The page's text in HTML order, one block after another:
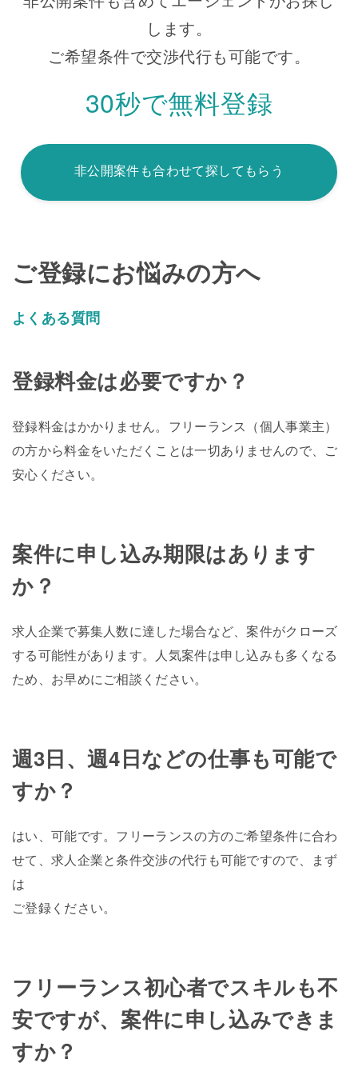
します。
ご希望条件で交渉代行も可能です。
30秒で無料登録
非公開案件も合わせて探してもらう
ご登録にお悩みの方へ
よくある質問
登録料金は必要ですか？
登録料金はかかりません。フリーランス（個人事業主）
の方から料金をいただくことは一切ありませんので、ご
安心ください。
案件に申し込み期限はあります
か？
求人企業で募集人数に達した場合など、案件がクローズ
する可能性があります。人気案件は申し込みも多くなる
ため、お早めにご相談ください。
週3日、週4日などの仕事も可能で
すか？
はい、可能です。フリーランスの方のご希望条件に合わ
せて、求人企業と条件交渉の代行も可能ですので、まず
は
ご登録ください。
フリーランス初心者でスキルも不
安ですが、案件に申し込みできま
すか？